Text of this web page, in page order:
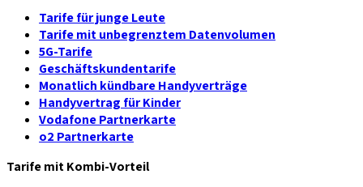
Tarife für junge Leute
Tarife mit unbegrenztem Datenvolumen
5G-Tarife
Geschäftskundentarife
Monatlich kündbare Handyverträge
Handyvertrag für Kinder
Vodafone Partnerkarte
o2 Partnerkarte
Tarife mit Kombi-Vorteil